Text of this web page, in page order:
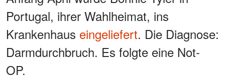
Portugal, ihrer Wahlheimat, ins
Krankenhaus eingeliefert. Die Diagnose:
Darmdurchbruch. Es folgte eine Not-
OP.